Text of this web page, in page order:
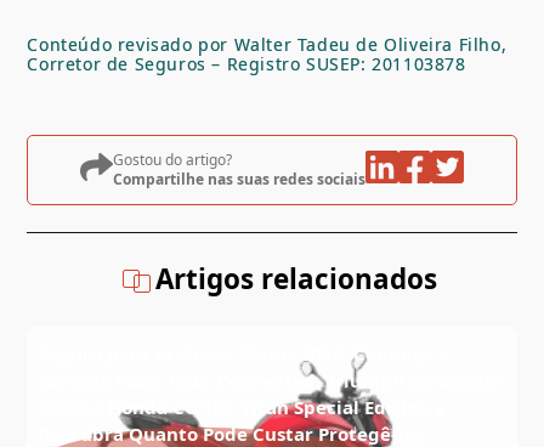
Conteúdo revisado por Walter Tadeu de Oliveira Filho,
Corretor de Seguros – Registro SUSEP: 201103878
Gostou do artigo?
Compartilhe nas suas redes sociais
Artigos relacionados
Seguro para as Novas Motos 2026: Conheça a
Yamaha Fazer FZ25 Connected, Triumph Scrambler
400 X e Honda CG 160 Titan Special Edition e
Descubra Quanto Pode Custar Protegê-las